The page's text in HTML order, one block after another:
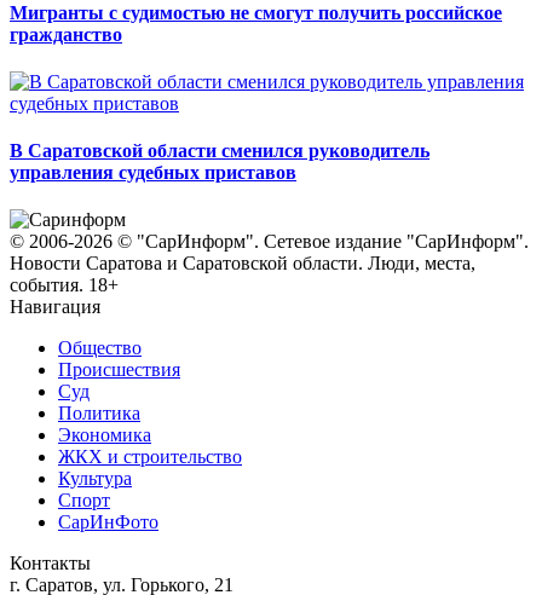
Мигранты с судимостью не смогут получить российское
гражданство
В Саратовской области сменился руководитель
управления судебных приставов
© 2006-2026 © "СарИнформ". Сетевое издание "СарИнформ".
Новости Саратова и Саратовской области. Люди, места,
события. 18+
Навигация
Общество
Происшествия
Суд
Политика
Экономика
ЖКХ и строительство
Культура
Спорт
СарИнФото
Контакты
г. Саратов, ул. Горького, 21